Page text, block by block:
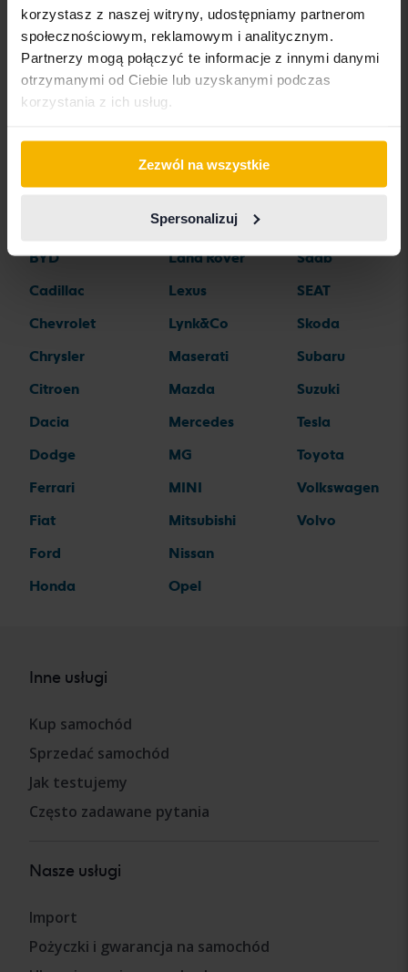
korzystasz z naszej witryny, udostępniamy partnerom
społecznościowym, reklamowym i analitycznym.
Partnerzy mogą połączyć te informacje z innymi danymi
otrzymanymi od Ciebie lub uzyskanymi podczas
korzystania z ich usług.
Zezwól na wszystkie
Spersonalizuj
Marki samochodów
Alfa Romeo
Bentley
BYD
Cadillac
Chevrolet
Chrysler
Citroen
Dacia
Dodge
Ferrari
Fiat
Ford
Honda
Hyundai
Jaguar
Jeep
KIA
Land Rover
Lexus
Lynk&Co
Maserati
Mazda
Mercedes
MG
MINI
Mitsubishi
Nissan
Opel
Renault
Saab
SEAT
Skoda
Subaru
Suzuki
Tesla
Toyota
Volkswagen
Volvo
Inne usługi
Kup samochód
Sprzedać samochód
Jak testujemy
Często zadawane pytania
Nasze usługi
Import
Pożyczki i gwarancja na samochód